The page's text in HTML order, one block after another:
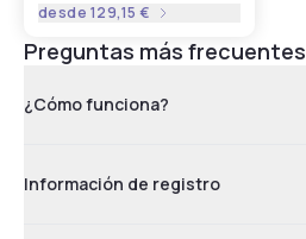
desde 129,15 €
Preguntas más frecuentes
¿Cómo funciona?
Información de registro